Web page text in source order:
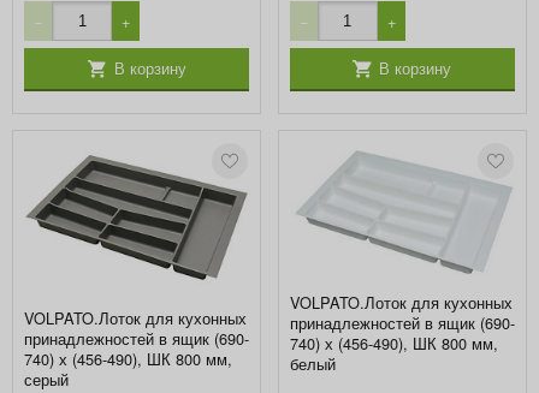
− +
В корзину
− +
В корзину
VOLPATO.Лоток для кухонных
принадлежностей в ящик (690-
740) х (456-490), ШК 800 мм,
серый
VOLPATO.Лоток для кухонных
принадлежностей в ящик (690-
740) х (456-490), ШК 800 мм,
белый